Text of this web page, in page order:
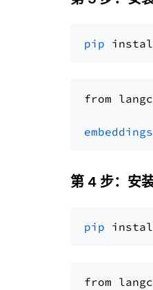
pip
from
embeddings
第 4 步：安
pip
from